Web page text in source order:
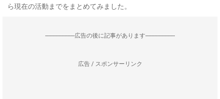
ら現在の活動までをまとめてみました。
--------------------広告の後に記事があります--------------------
広告 / スポンサーリンク